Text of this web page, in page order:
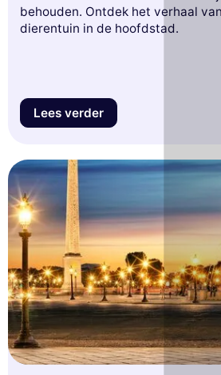
behouden. Ontdek het verhaal
dierentuin in de hoofdstad.
Lees verder